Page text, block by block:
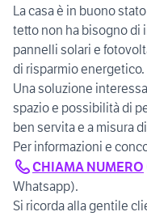
La casa è in buono
tetto non ha bisogno di
pannelli solari e
di risparmio energetico.
Una soluzione
spazio e possibilità di
ben servita e a misura
Per informazioni e
CHIAMA NUMERO
Whatsapp).
Si ricorda alla gentile